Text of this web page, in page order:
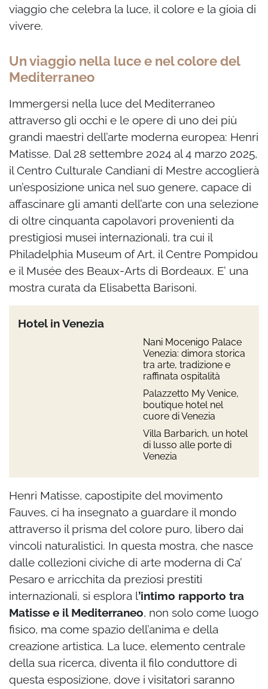
viaggio che celebra la luce, il colore e la gioia di
vivere.
Un viaggio nella luce e nel colore del
Mediterraneo
Immergersi nella luce del Mediterraneo
attraverso gli occhi e le opere di uno dei più
grandi maestri dell’arte moderna europea: Henri
Matisse. Dal 28 settembre 2024 al 4 marzo 2025,
il Centro Culturale Candiani di Mestre accoglierà
un’esposizione unica nel suo genere, capace di
affascinare gli amanti dell’arte con una selezione
di oltre cinquanta capolavori provenienti da
prestigiosi musei internazionali, tra cui il
Philadelphia Museum of Art, il Centre Pompidou
e il Musée des Beaux-Arts di Bordeaux. E’ una
mostra curata da Elisabetta Barisoni.
Hotel in Venezia
Nani Mocenigo Palace
Venezia: dimora storica
tra arte, tradizione e
raffinata ospitalità
Palazzetto My Venice,
boutique hotel nel
cuore di Venezia
Villa Barbarich, un hotel
di lusso alle porte di
Venezia
Henri Matisse, capostipite del movimento
Fauves, ci ha insegnato a guardare il mondo
attraverso il prisma del colore puro, libero dai
vincoli naturalistici. In questa mostra, che nasce
dalle collezioni civiche di arte moderna di Ca’
Pesaro e arricchita da preziosi prestiti
internazionali, si esplora l’intimo rapporto tra
Matisse e il Mediterraneo, non solo come luogo
fisico, ma come spazio dell’anima e della
creazione artistica. La luce, elemento centrale
della sua ricerca, diventa il filo conduttore di
questa esposizione, dove i visitatori saranno